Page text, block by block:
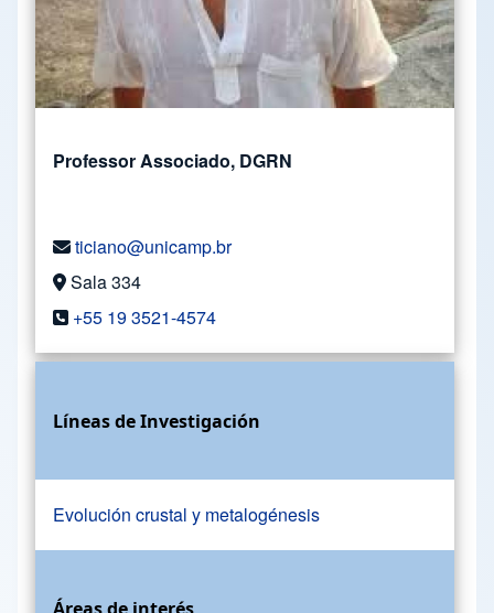
Professor Associado, DGRN
ticiano@unicamp.br
Sala 334
+55 19 3521-4574
Líneas de Investigación
Evolución crustal y metalogénesis